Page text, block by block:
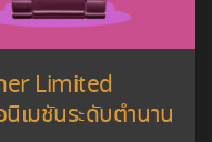
Limited
เมชันระดับตำนาน